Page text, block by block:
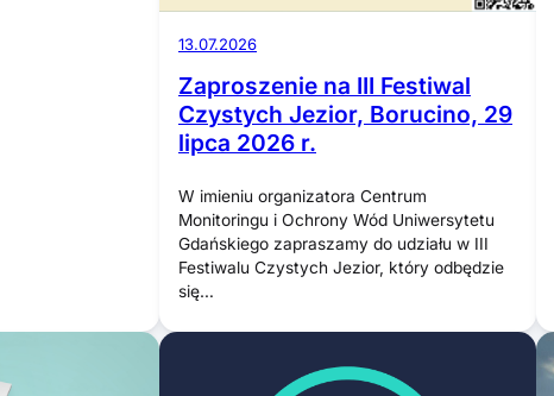
13.07.2026
Zaproszenie na III Festiwal
Czystych Jezior, Borucino, 29
lipca 2026 r.
W imieniu organizatora Centrum
Monitoringu i Ochrony Wód Uniwersytetu
Gdańskiego zapraszamy do udziału w III
Festiwalu Czystych Jezior, który odbędzie
się…